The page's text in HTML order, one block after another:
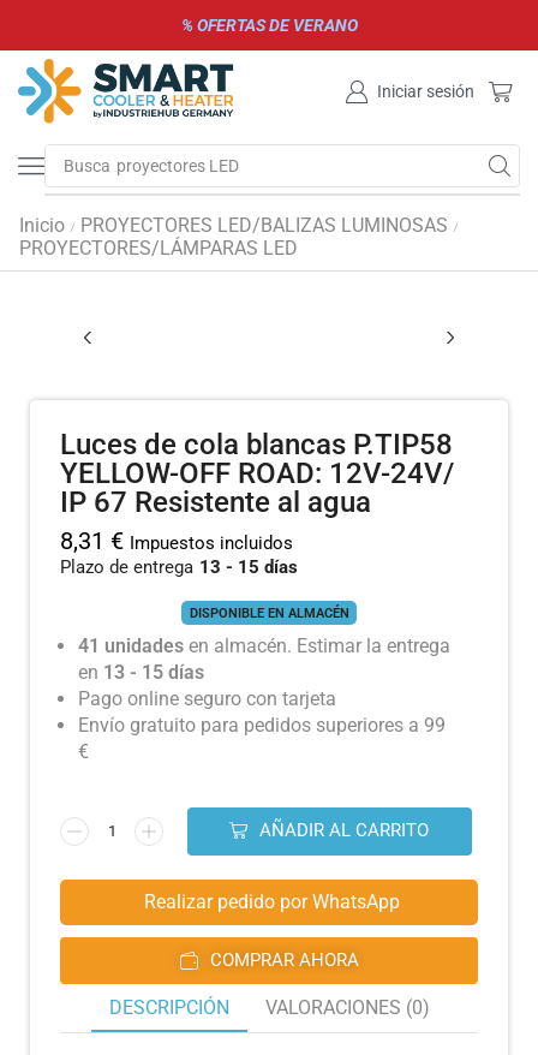
% OFERTAS DE VERANO
Iniciar sesión
Busca proyectores LED
Inicio / PROYECTORES LED/BALIZAS LUMINOSAS /
PROYECTORES/LÁMPARAS LED
Luces de cola blancas P.TIP58
YELLOW-OFF ROAD: 12V-24V/
IP 67 Resistente al agua
8,31 € Impuestos incluidos
Plazo de entrega 13 - 15 días
DISPONIBLE EN ALMACÉN
41 unidades en almacén. Estimar la entrega
en 13 - 15 días
Pago online seguro con tarjeta
Envío gratuito para pedidos superiores a 99
€
AÑADIR AL CARRITO
Realizar pedido por WhatsApp
COMPRAR AHORA
DESCRIPCIÓN VALORACIONES (0)